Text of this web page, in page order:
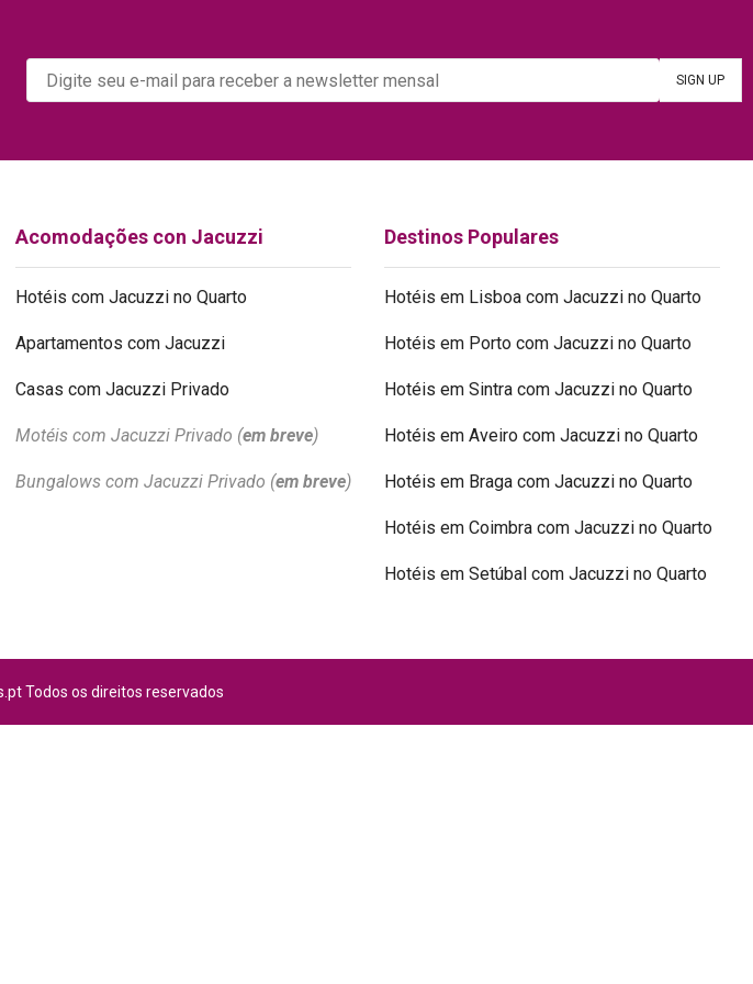
Acomodações con Jacuzzi
Hotéis com Jacuzzi no Quarto
Apartamentos com Jacuzzi
Casas com Jacuzzi Privado
Motéis com Jacuzzi Privado (em breve)
Bungalows com Jacuzzi Privado (em breve)
Destinos Populares
Hotéis em Lisboa com Jacuzzi no Quarto
Hotéis em Porto com Jacuzzi no Quarto
Hotéis em Sintra com Jacuzzi no Quarto
Hotéis em Aveiro com Jacuzzi no Quarto
Hotéis em Braga com Jacuzzi no Quarto
Hotéis em Coimbra com Jacuzzi no Quarto
Hotéis em Setúbal com Jacuzzi no Quarto
Todos os direitos reservados